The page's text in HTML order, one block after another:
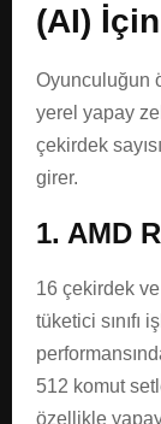
(AI)
Oyunculuğun
yerel yapay
çekirdek
girer.
1. AMD
16 çekirdek ve
tüketici sınıfı
512 komut
özellikle